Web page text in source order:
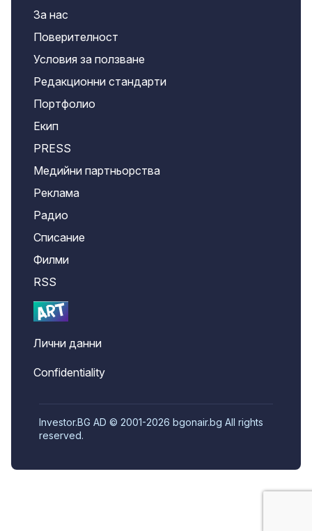
За нас
Поверителност
Условия за ползване
Редакционни стандарти
Портфолио
Екип
PRESS
Медийни партньорства
Реклама
Радио
Списание
Филми
RSS
Лични данни
Confidentiality
Investor.BG AD © 2001-2026 bgonair.bg All rights
reserved.